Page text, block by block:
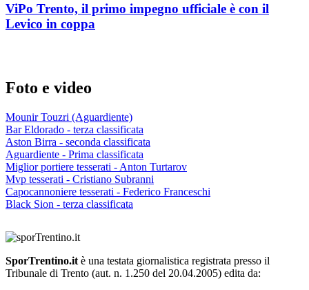
ViPo Trento, il primo impegno ufficiale è con il
Levico in coppa
Foto e video
Mounir Touzri (Aguardiente)
Bar Eldorado - terza classificata
Aston Birra - seconda classificata
Aguardiente - Prima classificata
Miglior portiere tesserati - Anton Turtarov
Mvp tesserati - Cristiano Subranni
Capocannoniere tesserati - Federico Franceschi
Black Sion - terza classificata
SporTrentino.it è una testata giornalistica registrata presso il
Tribunale di Trento (aut. n. 1.250 del 20.04.2005) edita da: